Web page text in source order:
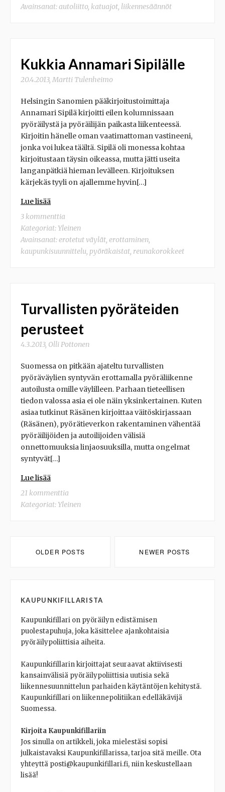
Avainsanat:autoliitto, katuajot, liikennesäännöt
Kukkia Annamari Sipilälle
20.4.2013, Martti Tulenheimo
Helsingin Sanomien pääkirjoitustoimittaja
Annamari Sipilä kirjoitti eilen kolumnissaan
pyöräilystä ja pyöräilijän paikasta liikenteessä.
Kirjoitin hänelle oman vaatimattoman vastineeni,
jonka voi lukea täältä. Sipilä oli monessa kohtaa
kirjoitustaan täysin oikeassa, mutta jätti useita
langanpätkiä hieman levälleen. Kirjoituksen
kärjekäs tyyli on ajallemme hyvin[…]
Lue lisää
3 kommenttia
Kategoriat: Yleinen
Avainsanat:erotetut väylät, erottaminen,
kaupunkisuunnittelu, pyöräkaistat, reunakorokkeet
Turvallisten pyöräteiden
perusteet
4.3.2013, Olli Pottonen
Suomessa on pitkään ajateltu turvallisten
pyöräväylien syntyvän erottamalla pyöräliikenne
autoilusta omille väylilleen. Parhaan tieteellisen
tiedon valossa asia ei ole näin yksinkertainen. Kuten
asiaa tutkinut Räsänen kirjoittaa väitöskirjassaan
(Räsänen), pyörätieverkon rakentaminen vähentää
pyöräilijöiden ja autoilijoiden välisiä
onnettomuuksia linjaosuuksilla, mutta ongelmat
syntyvät[…]
Lue lisää
21 kommenttia
Kategoriat: Yleinen
navigation
OLDER POSTS NEWER POSTS
KAUPUNKIFILLARISTA
Kaupunkifillari on pyöräilyn edistämisen
puolestapuhuja, joka käsittelee ajankohtaisia
pyöräilypoliittisia aiheita.
Kaupunkifillarin kirjoittajat seuraavat aktiivisesti
kansainvälisiä pyöräilypoliittisia uutisia sekä
liikennesuunnittelun parhaiden käytäntöjen kehitystä.
Kaupunkifillari on liikennepolitiikan edelläkävijä
Suomessa.
Kirjoita Kaupunkifillariin
Jos sinulla on artikkeli, joka mielestäsi sopisi
julkaistavaksi Kaupunkifillarissa, tarjoa sitä meille. Ota
yhteyttä posti@kaupunkifillari.fi, niin keskustellaan
lisää!